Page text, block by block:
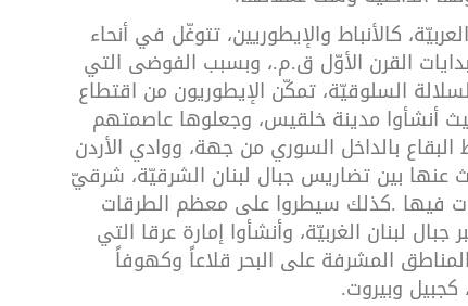
العربيّة، كالأنباط والإيطوريين، تتوغّل في أنحاء
القرن الأوّل ق.م.، وبسبب الفوضى التي
السلوقيّة، تمكّن الإيطوريون من اقتطاع
أنشأوا مدينة خلقيس، وجعلوها عاصمتهم
البقاع بالداخل السوري من جهة، ووادي الأردن
عنها بين تضاريس جبال لبنان الشرقيّة، شرقيّ
فيها .كذلك سيطروا على معظم الطرقات
جبال لبنان الغربيّة، وأنشأوا إمارة عرقا التي
المناطق المشرفة على البحر قلاعاً وكهوفاً
كجبيل وبيروت.